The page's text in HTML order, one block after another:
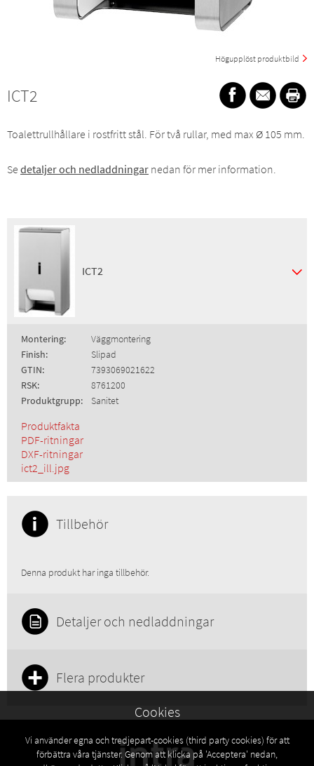
Högupplöst produktbild
ICT2
Toalettrullhållare i rostfritt stål. För två rullar, med max Ø 105 mm.
Se detaljer och nedladdningar nedan för mer information.
ICT2
Montering:
Väggmontering
Finish:
Slipad
GTIN:
7393069021622
RSK:
8761200
Produktgrupp:
Sanitet
Produktfakta
PDF-ritningar
DXF-ritningar
ict2_ill.jpg
Tillbehör
Denna produkt har inga tillbehör.
Detaljer och nedladdningar
Flera produkter
Cookies
Vi använder egna och tredjepart-cookies (third party cookies) för att
förbättra våra tjänster. Genom att klicka på 'Acceptera' nedan,